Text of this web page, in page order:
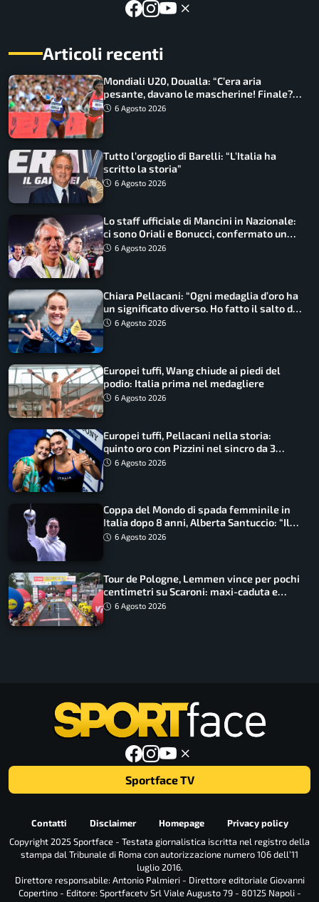
Articoli recenti
Mondiali U20, Doualla: “C’era aria
pesante, davano le mascherine! Finale?
Non ho nulla da perdere”
6 Agosto 2026
Tutto l’orgoglio di Barelli: “L’Italia ha
scritto la storia”
6 Agosto 2026
Lo staff ufficiale di Mancini in Nazionale:
ci sono Oriali e Bonucci, confermato un
ritorno
6 Agosto 2026
Chiara Pellacani: “Ogni medaglia d’oro ha
un significato diverso. Ho fatto il salto di
qualità”
6 Agosto 2026
Europei tuffi, Wang chiude ai piedi del
podio: Italia prima nel medagliere
6 Agosto 2026
Europei tuffi, Pellacani nella storia:
quinto oro con Pizzini nel sincro da 3
metri
6 Agosto 2026
Coppa del Mondo di spada femminile in
Italia dopo 8 anni, Alberta Santuccio: “Il
lavoro dà sempre i suoi frutti”
6 Agosto 2026
Tour de Pologne, Lemmen vince per pochi
centimetri su Scaroni: maxi-caduta e
tappa accorciata
6 Agosto 2026
Sportface TV
Contatti Disclaimer Homepage
Privacy policy
Copyright 2025 Sportface - Testata giornalistica iscritta nel registro della
stampa dal Tribunale di Roma con autorizzazione numero 106 dell’11
luglio 2016.
Direttore responsabile: Antonio Palmieri - Direttore editoriale Giovanni
Copertino - Editore: Sportfacetv Srl Viale Augusto 79 - 80125 Napoli -